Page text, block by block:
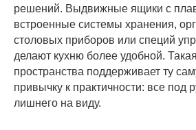
решений. Выдвижные ящики с
встроенные системы хранения,
столовых приборов или специй
делают кухню более удобной.
пространства поддерживает ту
привычку к практичности: все под
лишнего на виду.